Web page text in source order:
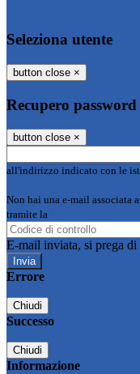
Seleziona utente
button close ×
Recupero password
button close ×
all'indirizzo indicato con le
Non hai una e-mail associata
tramite la
E-mail inviata, si prega di
Errore
Chiudi
Successo
Chiudi
Informazione